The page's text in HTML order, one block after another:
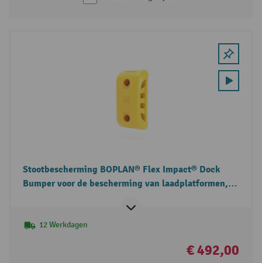
Stootbescherming BOPLAN® Flex Impact® Dock
Bumper voor de bescherming van laadplatformen,
12 Werkdagen
€ 492,00